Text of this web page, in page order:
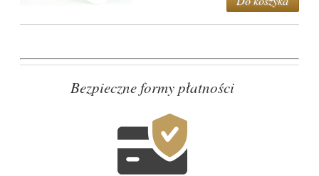
Bezpieczne formy płatności